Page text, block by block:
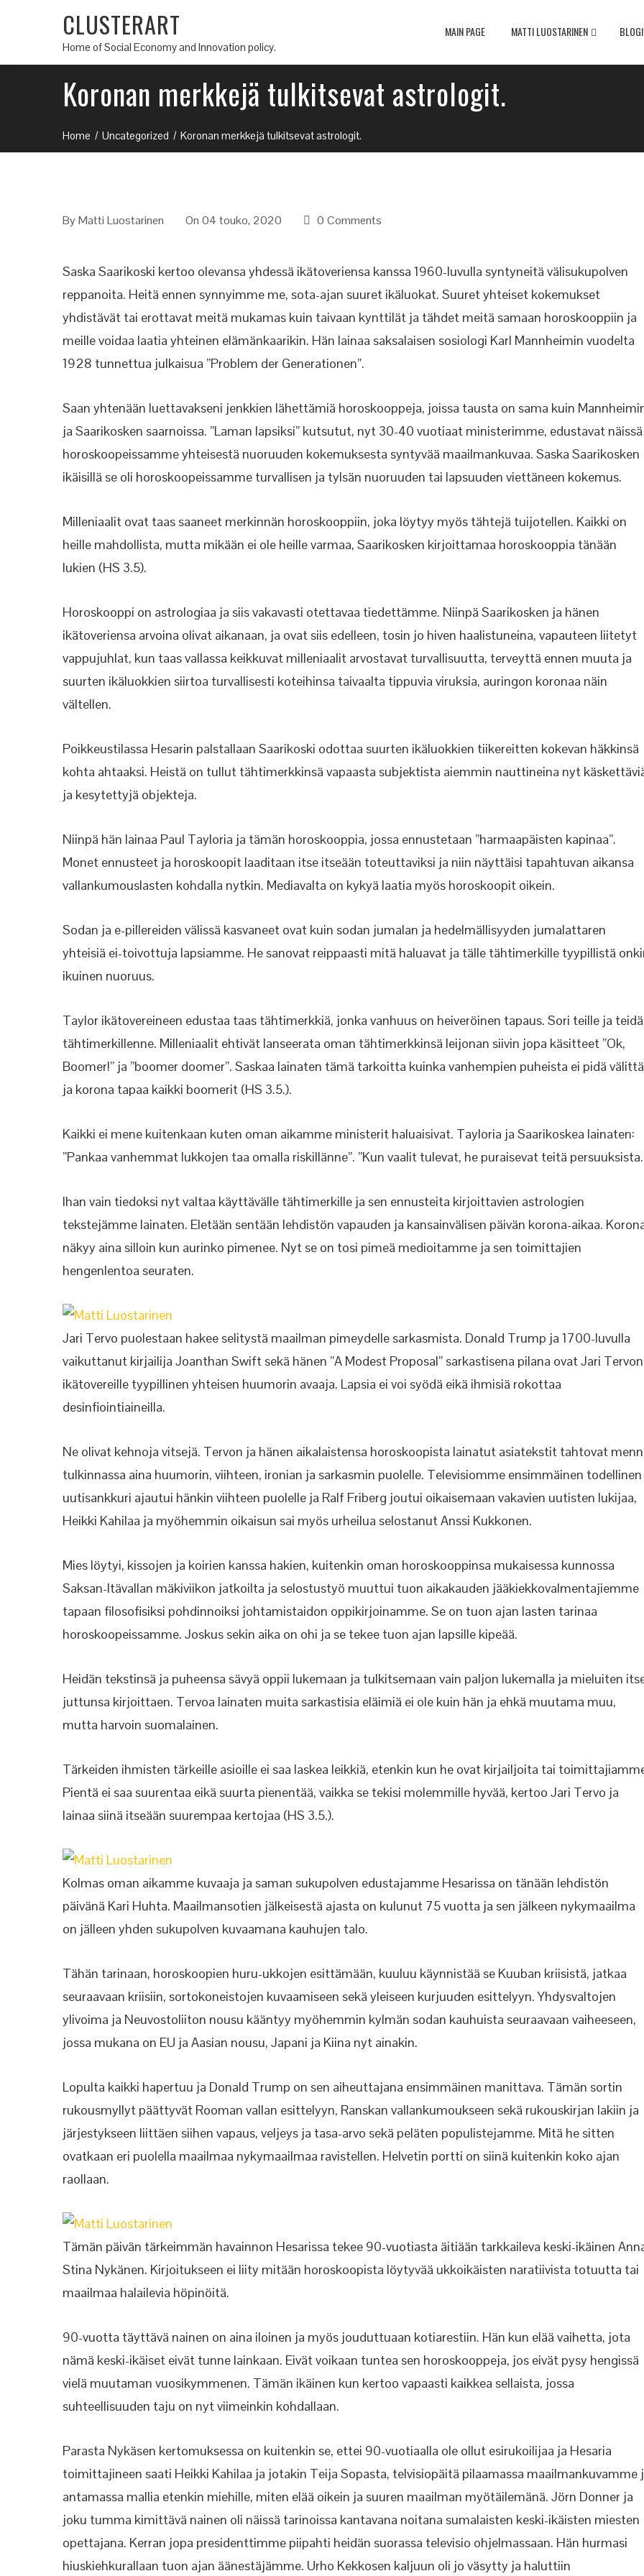
CLUSTERART
Home of Social Economy and Innovation policy.
MAIN PAGE MATTI LUOSTARINEN BLOGI
Koronan merkkejä tulkitsevat astrologit.
Home Uncategorized Koronan merkkejä tulkitsevat astrologit.
ByMatti Luostarinen On 04 touko, 2020 0 Comments
Saska Saarikoski kertoo olevansa yhdessä ikätoveriensa kanssa 1960-luvulla syntyneitä välisukupolven
reppanoita. Heitä ennen synnyimme me, sota-ajan suuret ikäluokat. Suuret yhteiset kokemukset
yhdistävät tai erottavat meitä mukamas kuin taivaan kynttilät ja tähdet meitä samaan horoskooppiin ja
meille voidaa laatia yhteinen elämänkaarikin. Hän lainaa saksalaisen sosiologi Karl Mannheimin vuodelta
1928 tunnettua julkaisua ”Problem der Generationen”.
Saan yhtenään luettavakseni jenkkien lähettämiä horoskooppeja, joissa tausta on sama kuin
ja Saarikosken saarnoissa. ”Laman lapsiksi” kutsutut, nyt 30-40 vuotiaat ministerimme, edustavat näissä
horoskoopeissamme yhteisestä nuoruuden kokemuksesta syntyvää maailmankuvaa. Saska Saarikosken
ikäisillä se oli horoskoopeissamme turvallisen ja tylsän nuoruuden tai lapsuuden viettäneen kokemus.
Milleniaalit ovat taas saaneet merkinnän horoskooppiin, joka löytyy myös tähtejä tuijotellen. Kaikki on
heille mahdollista, mutta mikään ei ole heille varmaa, Saarikosken kirjoittamaa horoskooppia tänään
lukien (HS 3.5).
Horoskooppi on astrologiaa ja siis vakavasti otettavaa tiedettämme. Niinpä Saarikosken ja hänen
ikätoveriensa arvoina olivat aikanaan, ja ovat siis edelleen, tosin jo hiven haalistuneina, vapauteen liitetyt
vappujuhlat, kun taas vallassa keikkuvat milleniaalit arvostavat turvallisuutta, terveyttä ennen muuta ja
suurten ikäluokkien siirtoa turvallisesti koteihinsa taivaalta tippuvia viruksia, auringon koronaa näin
vältellen.
Poikkeustilassa Hesarin palstallaan Saarikoski odottaa suurten ikäluokkien tiikereitten kokevan häkkinsä
kohta ahtaaksi. Heistä on tullut tähtimerkkinsä vapaasta subjektista aiemmin nauttineina nyt
ja kesytettyjä objekteja.
Niinpä hän lainaa Paul Tayloria ja tämän horoskooppia, jossa ennustetaan ”harmaapäisten kapinaa”.
Monet ennusteet ja horoskoopit laaditaan itse itseään toteuttaviksi ja niin näyttäisi tapahtuvan aikansa
vallankumouslasten kohdalla nytkin. Mediavalta on kykyä laatia myös horoskoopit oikein.
Sodan ja e-pillereiden välissä kasvaneet ovat kuin sodan jumalan ja hedelmällisyyden jumalattaren
yhteisiä ei-toivottuja lapsiamme. He sanovat reippaasti mitä haluavat ja tälle tähtimerkille tyypillistä
ikuinen nuoruus.
Taylor ikätovereineen edustaa taas tähtimerkkiä, jonka vanhuus on heiveröinen tapaus. Sori teille ja
tähtimerkillenne. Milleniaalit ehtivät lanseerata oman tähtimerkkinsä leijonan siivin jopa käsitteet ”Ok,
Boomer!” ja ”boomer doomer”. Saskaa lainaten tämä tarkoitta kuinka vanhempien puheista ei pidä
ja korona tapaa kaikki boomerit (HS 3.5.).
Kaikki ei mene kuitenkaan kuten oman aikamme ministerit haluaisivat. Tayloria ja Saarikoskea lainaten:
”Pankaa vanhemmat lukkojen taa omalla riskillänne”. ”Kun vaalit tulevat, he puraisevat teitä
Ihan vain tiedoksi nyt valtaa käyttävälle tähtimerkille ja sen ennusteita kirjoittavien astrologien
tekstejämme lainaten. Eletään sentään lehdistön vapauden ja kansainvälisen päivän korona-aikaa.
näkyy aina silloin kun aurinko pimenee. Nyt se on tosi pimeä medioitamme ja sen toimittajien
hengenlentoa seuraten.
Jari Tervo puolestaan hakee selitystä maailman pimeydelle sarkasmista. Donald Trump ja 1700-luvulla
vaikuttanut kirjailija Joanthan Swift sekä hänen ”A Modest Proposal” sarkastisena pilana ovat Jari Tervon
ikätovereille tyypillinen yhteisen huumorin avaaja. Lapsia ei voi syödä eikä ihmisiä rokottaa
desinfiointiaineilla.
Ne olivat kehnoja vitsejä. Tervon ja hänen aikalaistensa horoskoopista lainatut asiatekstit tahtovat
tulkinnassa aina huumorin, viihteen, ironian ja sarkasmin puolelle. Televisiomme ensimmäinen todellinen
uutisankkuri ajautui hänkin viihteen puolelle ja Ralf Friberg joutui oikaisemaan vakavien uutisten lukijaa,
Heikki Kahilaa ja myöhemmin oikaisun sai myös urheilua selostanut Anssi Kukkonen.
Mies löytyi, kissojen ja koirien kanssa hakien, kuitenkin oman horoskooppinsa mukaisessa kunnossa
Saksan-Itävallan mäkiviikon jatkoilta ja selostustyö muuttui tuon aikakauden jääkiekkovalmentajiemme
tapaan filosofisiksi pohdinnoiksi johtamistaidon oppikirjoinamme. Se on tuon ajan lasten tarinaa
horoskoopeissamme. Joskus sekin aika on ohi ja se tekee tuon ajan lapsille kipeää.
Heidän tekstinsä ja puheensa sävyä oppii lukemaan ja tulkitsemaan vain paljon lukemalla ja mieluiten
juttunsa kirjoittaen. Tervoa lainaten muita sarkastisia eläimiä ei ole kuin hän ja ehkä muutama muu,
mutta harvoin suomalainen.
Tärkeiden ihmisten tärkeille asioille ei saa laskea leikkiä, etenkin kun he ovat kirjailjoita tai
Pientä ei saa suurentaa eikä suurta pienentää, vaikka se tekisi molemmille hyvää, kertoo Jari Tervo ja
lainaa siinä itseään suurempaa kertojaa (HS 3.5.).
Kolmas oman aikamme kuvaaja ja saman sukupolven edustajamme Hesarissa on tänään lehdistön
päivänä Kari Huhta. Maailmansotien jälkeisestä ajasta on kulunut 75 vuotta ja sen jälkeen nykymaailma
on jälleen yhden sukupolven kuvaamana kauhujen talo.
Tähän tarinaan, horoskoopien huru-ukkojen esittämään, kuuluu käynnistää se Kuuban kriisistä, jatkaa
seuraavaan kriisiin, sortokoneistojen kuvaamiseen sekä yleiseen kurjuuden esittelyyn. Yhdysvaltojen
ylivoima ja Neuvostoliiton nousu kääntyy myöhemmin kylmän sodan kauhuista seuraavaan vaiheeseen,
jossa mukana on EU ja Aasian nousu, Japani ja Kiina nyt ainakin.
Lopulta kaikki hapertuu ja Donald Trump on sen aiheuttajana ensimmäinen manittava. Tämän sortin
rukousmyllyt päättyvät Rooman vallan esittelyyn, Ranskan vallankumoukseen sekä rukouskirjan lakiin ja
järjestykseen liittäen siihen vapaus, veljeys ja tasa-arvo sekä peläten populistejamme. Mitä he sitten
ovatkaan eri puolella maailmaa nykymaailmaa ravistellen. Helvetin portti on siinä kuitenkin koko ajan
raollaan.
Tämän päivän tärkeimmän havainnon Hesarissa tekee 90-vuotiasta äitiään tarkkaileva keski-ikäinen
Stina Nykänen. Kirjoitukseen ei liity mitään horoskoopista löytyvää ukkoikäisten naratiivista totuutta tai
maailmaa halailevia höpinöitä.
90-vuotta täyttävä nainen on aina iloinen ja myös jouduttuaan kotiarestiin. Hän kun elää vaihetta, jota
nämä keski-ikäiset eivät tunne lainkaan. Eivät voikaan tuntea sen horoskooppeja, jos eivät pysy hengissä
vielä muutaman vuosikymmenen. Tämän ikäinen kun kertoo vapaasti kaikkea sellaista, jossa
suhteellisuuden taju on nyt viimeinkin kohdallaan.
Parasta Nykäsen kertomuksessa on kuitenkin se, ettei 90-vuotiaalla ole ollut esirukoilijaa ja Hesaria
toimittajineen saati Heikki Kahilaa ja jotakin Teija Sopasta, telvisiopäitä pilaamassa maailmankuvamme
antamassa mallia etenkin miehille, miten elää oikein ja suuren maailman myötäilemänä. Jörn Donner ja
joku tumma kimittävä nainen oli näissä tarinoissa kantavana noitana sumalaisten keski-ikäisten miesten
opettajana. Kerran jopa presidenttimme piipahti heidän suorassa televisio ohjelmassaan. Hän hurmasi
hiuskiehkurallaan tuon ajan äänestäjämme. Urho Kekkosen kaljuun oli jo väsytty ja haluttiin